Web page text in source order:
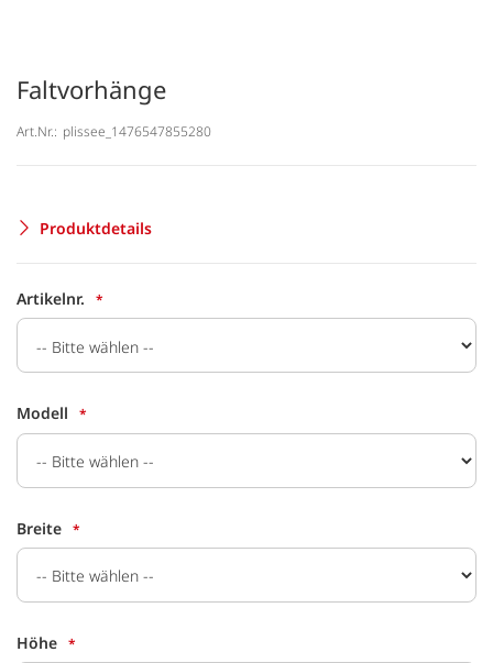
Faltvorhänge
Art.Nr.: plissee_1476547855280
Produktdetails
Artikelnr.
Modell
Breite
Höhe